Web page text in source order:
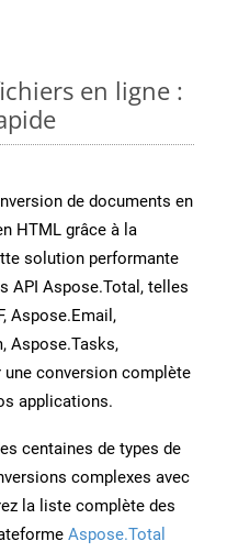
en ligne :
de documents en
HTML grâce à la
solution performante
API Aspose.Total, telles
Aspose.Email,
Aspose.Tasks,
une conversion complète
applications.
centaines de types de
complexes avec
la liste complète des
Aspose.Total